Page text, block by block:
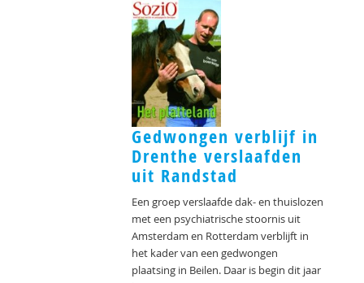
Gedwongen verblijf in
Drenthe verslaafden
uit Randstad
Een groep verslaafde dak- en thuislozen
met een psychiatrische stoornis uit
Amsterdam en Rotterdam verblijft in
het kader van een gedwongen
plaatsing in Beilen. Daar is begin dit jaar